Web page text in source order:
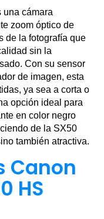
una cámara
zoom óptico de
de la fotografía que
sin la
Con su sensor
de imagen, esta
ya sea a corta o
opción ideal para
en color negro
de la SX50
también atractiva.
Canon
HS